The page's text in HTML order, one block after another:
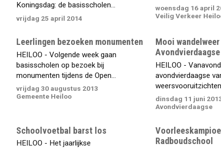
Koningsdag: de basisscholen...
vrijdag 25 april 2014
woensdag 16 april
Veilig Verkeer
Leerlingen bezoeken monumenten
HEILOO - Volgende week gaan
basisscholen op bezoek bij
monumenten tijdens de Open...
vrijdag 30 augustus 2013
Gemeente Heiloo
Mooi
Avondvierdaagse
HEILOO -
avondvierdaagse
dinsdag 11 juni
Avondvierdaagse
Schoolvoetbal barst los
HEILOO - Het jaarlijkse
Radboudschool